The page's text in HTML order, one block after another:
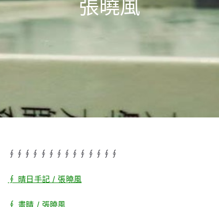
張曉風
∮∮∮∮∮∮∮∮∮∮∮∮∮∮
∮ 晴日手記 / 張曉風
∮ 畫睛 / 張曉風